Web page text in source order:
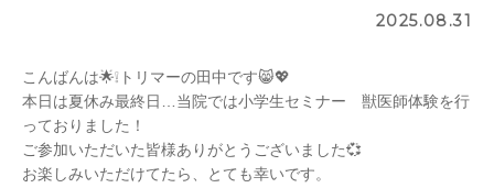
2025.08.31
こんばんは🌟❕トリマーの田中です😸💖
本日は夏休み最終日…当院では小学生セミナー 獣医師体験を行
っておりました！
ご参加いただいた皆様ありがとうございました💞
お楽しみいただけてたら、とても幸いです。